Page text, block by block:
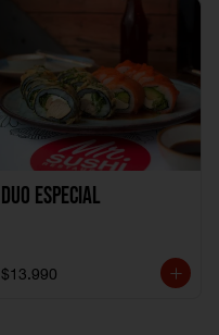
Duo especial
$13.990